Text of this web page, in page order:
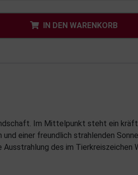
IN DEN WARENKORB
Im Mittelpunkt steht ein
einer freundlich strahlenden
des im Tierkreiszeichen